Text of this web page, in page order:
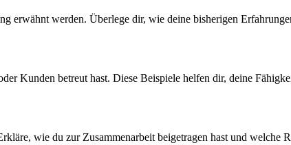
erwähnt werden. Überlege dir, wie deine bisherigen
Kunden betreut hast. Diese Beispiele helfen dir, deine
wie du zur Zusammenarbeit beigetragen hast und welche